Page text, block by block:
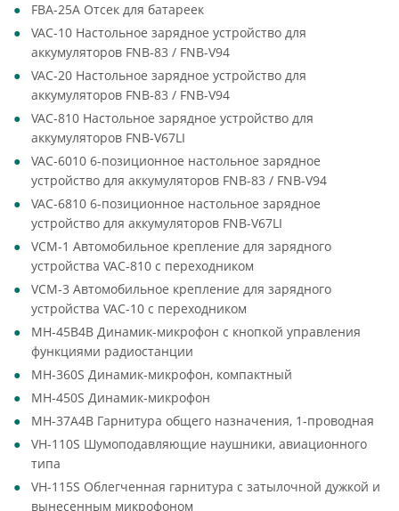
FBA-25A Отсек для батареек
VAC-10 Настольное зарядное устройство для
аккумуляторов FNB-83 / FNB-V94
VAC-20 Настольное зарядное устройство для
аккумуляторов FNB-83 / FNB-V94
VAC-810 Настольное зарядное устройство для
аккумуляторов FNB-V67LI
VAC-6010 6-позиционное настольное зарядное
устройство для аккумуляторов FNB-83 / FNB-V94
VAC-6810 6-позиционное настольное зарядное
устройство для аккумуляторов FNB-V67LI
VCM-1 Автомобильное крепление для зарядного
устройства VAC-810 с переходником
VCM-3 Автомобильное крепление для зарядного
устройства VAC-10 с переходником
MH-45B4B Динамик-микрофон с кнопкой управления
функциями радиостанции
MH-360S Динамик-микрофон, компактный
MH-450S Динамик-микрофон
MH-37A4B Гарнитура общего назначения, 1-проводная
VH-110S Шумоподавляющие наушники, авиационного
типа
VH-115S Облегченная гарнитура с затылочной дужкой и
вынесенным микрофоном